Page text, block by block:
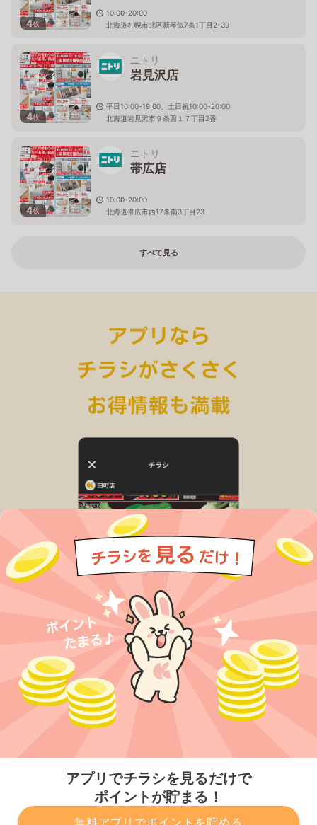
アプリでチラシを見るだけで
ポイントが貯まる！
無料アプリでポイントを貯める
4枚
10:00-20:00
北海道札幌市北区新琴似7条1丁目2-39
4枚
ニトリ
岩見沢店
平日10:00-19:00、土日祝10:00-20:00
北海道岩見沢市９条西１７丁目2番
4枚
ニトリ
帯広店
10:00-20:00
北海道帯広市西17条南3丁目23
すべて見る